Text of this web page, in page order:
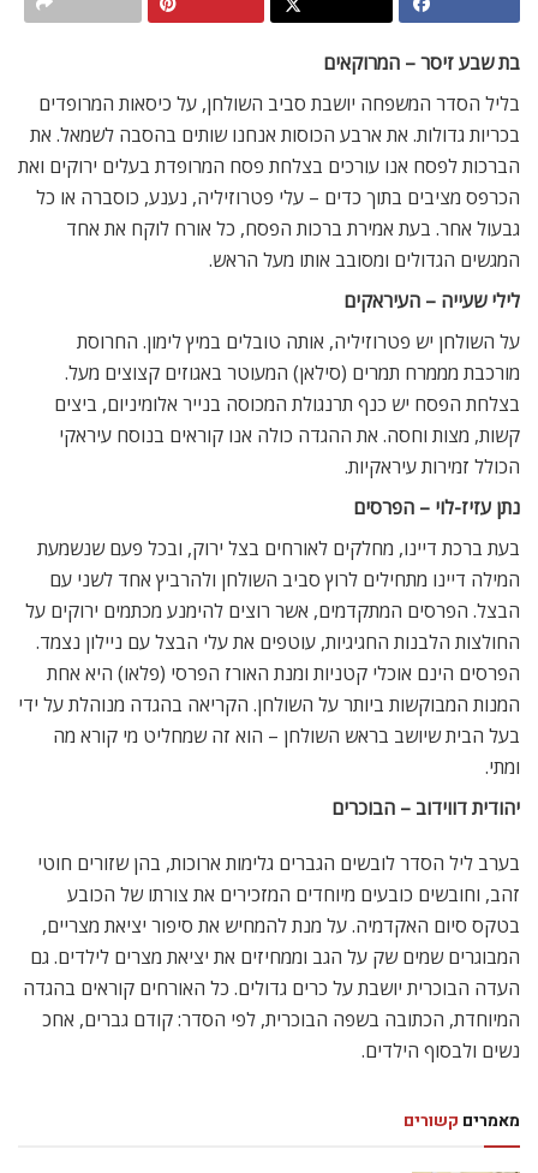
בת שבע זיסר – המרוקאים
בליל הסדר המשפחה יושבת סביב השולחן, על כיסאות המרופדים
בכריות גדולות. את ארבע הכוסות אנחנו שותים בהסבה לשמאל. את
הברכות לפסח אנו עורכים בצלחת פסח המרופדת בעלים ירוקים ואת
הכרפס מציבים בתוך כדים – עלי פטרוזיליה, נענע, כוסברה או כל
גבעול אחר. בעת אמירת ברכות הפסח, כל אורח לוקח את אחד
המגשים הגדולים ומסובב אותו מעל הראש.
לילי שעייה – העיראקים
על השולחן יש פטרוזיליה, אותה טובלים במיץ לימון. החרוסת
מורכבת מממרח תמרים (סילאן) המעוטר באגוזים קצוצים מעל.
בצלחת הפסח יש כנף תרנגולת המכוסה בנייר אלומיניום, ביצים
קשות, מצות וחסה. את ההגדה כולה אנו קוראים בנוסח עיראקי
הכולל זמירות עיראקיות.
נתן עזיז-לוי – הפרסים
בעת ברכת דיינו, מחלקים לאורחים בצל ירוק, ובכל פעם שנשמעת
המילה דיינו מתחילים לרוץ סביב השולחן ולהרביץ אחד לשני עם
הבצל. הפרסים המתקדמים, אשר רוצים להימנע מכתמים ירוקים על
החולצות הלבנות החגיגיות, עוטפים את עלי הבצל עם ניילון נצמד.
הפרסים הינם אוכלי קטניות ומנת האורז הפרסי (פלאו) היא אחת
המנות המבוקשות ביותר על השולחן. הקריאה בהגדה מנוהלת על ידי
בעל הבית שיושב בראש השולחן – הוא זה שמחליט מי קורא מה
ומתי.
יהודית דווידוב – הבוכרים
בערב ליל הסדר לובשים הגברים גלימות ארוכות, בהן שזורים חוטי
זהב, וחובשים כובעים מיוחדים המזכירים את צורתו של הכובע
בטקס סיום האקדמיה. על מנת להמחיש את סיפור יציאת מצריים,
המבוגרים שמים שק על הגב וממחיזים את יציאת מצרים לילדים. גם
העדה הבוכרית יושבת על כרים גדולים. כל האורחים קוראים בהגדה
המיוחדת, הכתובה בשפה הבוכרית, לפי הסדר: קודם גברים, אחכ
נשים ולבסוף הילדים.
מאמרים קשורים